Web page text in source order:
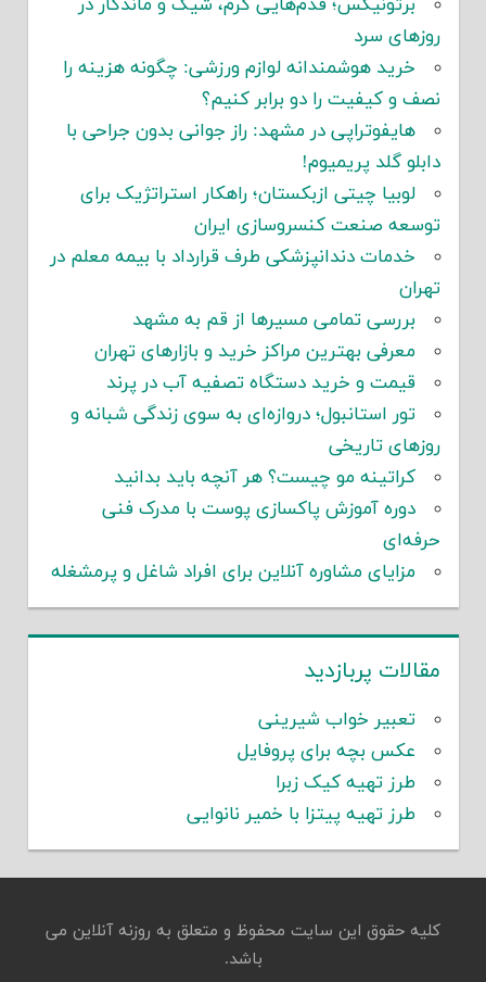
روزهای سرد
خرید هوشمندانه لوازم ورزشی: چگونه هزینه را
نصف و کیفیت را دو برابر کنیم؟
هایفوتراپی در مشهد: راز جوانی بدون جراحی با
دابلو گلد پریمیوم!
لوبیا چیتی ازبکستان؛ راهکار استراتژیک برای
توسعه صنعت کنسروسازی ایران
خدمات دندانپزشکی طرف قرارداد با بیمه معلم در
تهران
بررسی تمامی مسیرها از قم به مشهد
معرفی بهترین مراکز خرید و بازارهای تهران
قیمت و خرید دستگاه تصفیه آب در پرند
تور استانبول؛ دروازه‌ای به سوی زندگی شبانه و
روزهای تاریخی
کراتینه مو چیست؟ هر آنچه باید بدانید
دوره آموزش پاکسازی پوست با مدرک فنی
حرفه‌ای
مزایای مشاوره آنلاین برای افراد شاغل و پرمشغله
مقالات پربازدید
تعبیر خواب شیرینی
عکس بچه برای پروفایل
طرز تهیه کیک زبرا
طرز تهیه پیتزا با خمیر نانوایی
کلیه حقوق این سایت محفوظ و متعلق به روزنه آنلاین می
باشد.